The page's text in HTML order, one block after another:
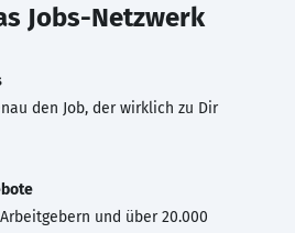
Jobs-Netzwerk
den Job, der wirklich zu Dir
und über 20.000